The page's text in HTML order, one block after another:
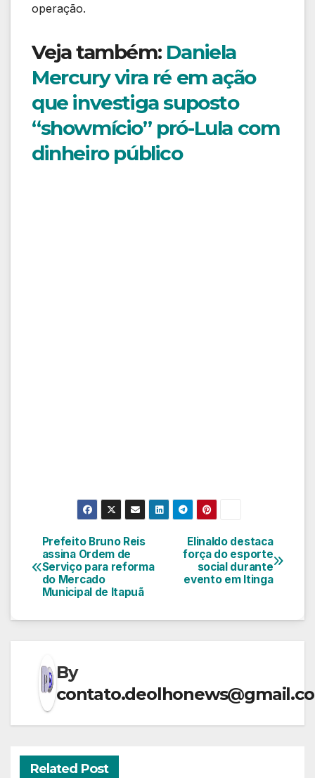
operação.
Veja também: Daniela
Mercury vira ré em ação
que investiga suposto
“showmício” pró-Lula com
dinheiro público
Navegação
de
Post
Elinaldo destaca
força do esporte
social durante
evento em Itinga
Prefeito Bruno Reis
assina Ordem de
Serviço para reforma
do Mercado
Municipal de Itapuã
By
Related Post